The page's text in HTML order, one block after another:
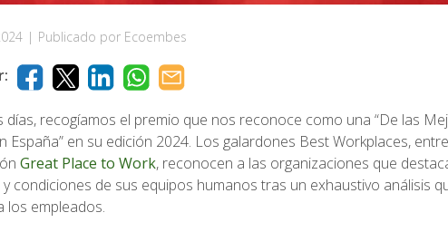
| Publicado por Ecoembes
días, recogíamos el premio que nos reconoce como una “De las
España” en su edición 2024. Los galardones Best Workplaces,
Great Place to Work, reconocen a las organizaciones que
condiciones de sus equipos humanos tras un exhaustivo análisis
los empleados.